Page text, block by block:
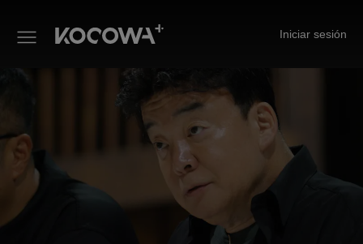
Iniciar sesión
LES MISÉRABLES DE PAIK